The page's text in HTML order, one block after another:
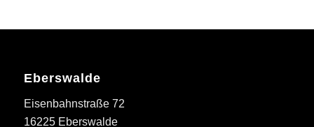
Eberswalde
Eisenbahnstraße 72
16225 Eberswalde